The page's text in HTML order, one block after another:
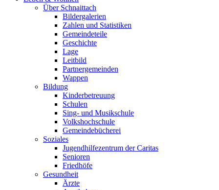
Über Schnaittach
Bildergalerien
Zahlen und Statistiken
Gemeindeteile
Geschichte
Lage
Leitbild
Partnergemeinden
Wappen
Bildung
Kinderbetreuung
Schulen
Sing- und Musikschule
Volkshochschule
Gemeindebücherei
Soziales
Jugendhilfezentrum der Caritas
Senioren
Friedhöfe
Gesundheit
Ärzte